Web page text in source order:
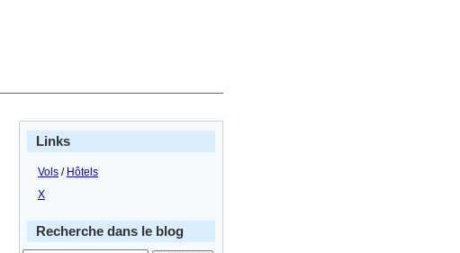
Links
Vols / Hôtels
X
Recherche dans le blog